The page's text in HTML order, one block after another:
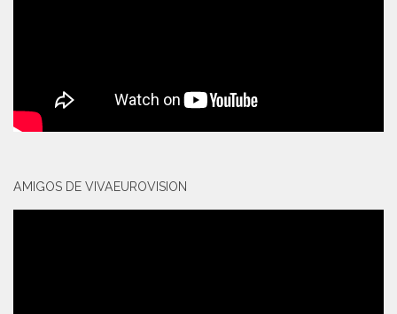
AMIGOS DE VIVAEUROVISION